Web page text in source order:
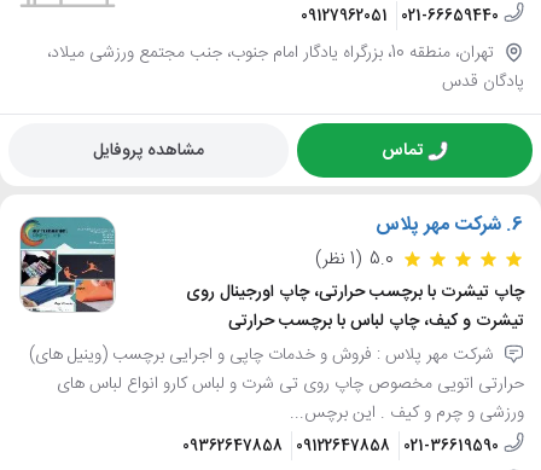
021-66659440
09127962051
تهران، منطقه 10، بزرگراه یادگار امام جنوب، جنب مجتمع ورزشی میلاد،
پادگان قدس
تماس مشاهده پروفایل
6. شرکت مهر پلاس
5.0 (1 نظر)
چاپ تیشرت با برچسب حرارتی، چاپ اورجینال روی
تیشرت و کیف، چاپ لباس با برچسب حرارتی
شرکت مهر پلاس : فروش و خدمات چاپی و اجرایی برچسب (وینیل های)
حرارتی اتویی مخصوص چاپ روی تی شرت و لباس کارو انواع لباس های
ورزشی و چرم و کیف . این برچس...
021-36619590
09122647858
09362647858